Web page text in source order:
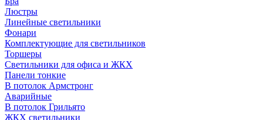
Люстры
Линейные светильники
Фонари
Комплектующие для светильников
Торшеры
Светильники для офиса и ЖКХ
Панели тонкие
В потолок Армстронг
Аварийные
В потолок Грильято
ЖКХ светильники